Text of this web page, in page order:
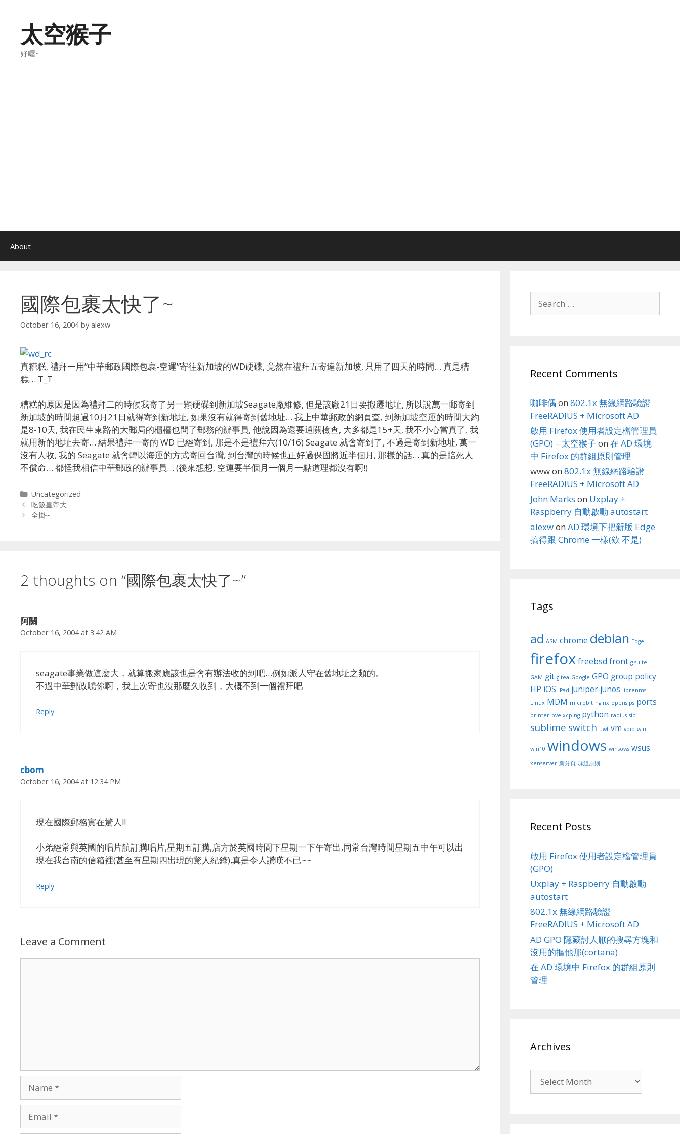
content太空猴子
好喔~
About
國際包裹太快了~
October 16, 2004 by alexw
真糟糕, 禮拜一用”中華郵政國際包裹-空運”寄往新加坡的WD硬碟, 竟然在禮拜五寄達新加坡, 只用了四天的時間… 真是糟
糕… T_T
糟糕的原因是因為禮拜二的時候我寄了另一顆硬碟到新加坡Seagate廠維修, 但是該廠21日要搬遷地址, 所以說萬一郵寄到
新加坡的時間超過10月21日就得寄到新地址, 如果沒有就得寄到舊地址… 我上中華郵政的網頁查, 到新加坡空運的時間大約
是8-10天, 我在民生東路的大郵局的櫃檯也問了郵務的辦事員, 他說因為還要通關檢查, 大多都是15+天, 我不小心當真了, 我
就用新的地址去寄… 結果禮拜一寄的 WD 已經寄到, 那是不是禮拜六(10/16) Seagate 就會寄到了, 不過是寄到新地址, 萬一
沒有人收, 我的 Seagate 就會轉以海運的方式寄回台灣, 到台灣的時候也正好過保固將近半個月, 那樣的話… 真的是賠死人
不償命… 都怪我相信中華郵政的辦事員… (後來想想, 空運要半個月一個月一點道理都沒有啊!)
Categories
Uncategorized
吃飯皇帝大
全掛~
2 thoughts on “國際包裹太快了~”
阿關
October 16, 2004 at 3:42 AM
seagate事業做這麼大，就算搬家應該也是會有辦法收的到吧…例如派人守在舊地址之類的。
不過中華郵政唬你啊，我上次寄也沒那麼久收到，大概不到一個禮拜吧
Reply
cbom
October 16, 2004 at 12:34 PM
現在國際郵務實在驚人!!
小弟經常與英國的唱片航訂購唱片,星期五訂購,店方於英國時間下星期一下午寄出,同常台灣時間星期五中午可以出
現在我台南的信箱裡(甚至有星期四出現的驚人紀錄),真是令人讚嘆不已~~
Reply
Leave a Comment
for:
Recent Comments
咖啡偶 on 802.1x 無線網路驗證
FreeRADIUS + Microsoft AD
啟用 Firefox 使用者設定檔管理員
(GPO) – 太空猴子 on 在 AD 環境
中 Firefox 的群組原則管理
wwwon 802.1x 無線網路驗證
FreeRADIUS + Microsoft AD
John Marks on Uxplay +
Raspberry 自動啟動 autostart
alexwon AD 環境下把新版 Edge
搞得跟 Chrome 一樣(欸 不是)
Tags
ad ASM chrome debian Edge
firefoxfreebsd front g-suite
GAM git gitea Google GPO group policy
HP iOS IPad juniper junos librenms
Linux MDM microbit nginx opensips ports
printer pve.xcp-ng python radius sip
sublime switch uwf vm voip win
win10 windows winsows wsus
xenserver 新分頁 群組原則
Recent Posts
啟用 Firefox 使用者設定檔管理員
(GPO)
Uxplay + Raspberry 自動啟動
autostart
802.1x 無線網路驗證
FreeRADIUS + Microsoft AD
AD GPO 隱藏討人厭的搜尋方塊和
沒用的摳他那(cortana)
在 AD 環境中 Firefox 的群組原則
管理
Archives